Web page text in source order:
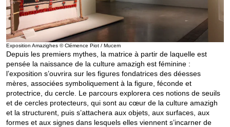
Exposition Amazighes © Clémence Piot / Mucem
Depuis les premiers mythes, la matrice à partir de laquelle est
pensée la naissance de la culture amazigh est féminine :
l’exposition s’ouvrira sur les figures fondatrices des déesses
mères, associées symboliquement à la figure, féconde et
protectrice, du cercle. Le parcours explorera ces notions de seuils
et de cercles protecteurs, qui sont au cœur de la culture amazigh
et la structurent, puis s’attachera aux objets, aux surfaces, aux
formes et aux signes dans lesquels elles viennent s’incarner de